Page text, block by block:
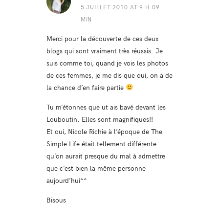
5 JUILLET 2010 AT 9 H 09
MIN
Merci pour la découverte de ces deux
blogs qui sont vraiment très réussis. Je
suis comme toi, quand je vois les photos
de ces femmes, je me dis que oui, on a de
la chance d’en faire partie
Tu m’étonnes que ut ais bavé devant les
Louboutin. Elles sont magnifiques!!
Et oui, Nicole Richie à l’époque de The
Simple Life était tellement différente
qu’on aurait presque du mal à admettre
que c’est bien la même personne
aujourd’hui^^
Bisous